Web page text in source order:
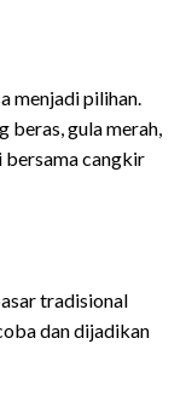
menjadi pilihan.
beras, gula merah,
bersama cangkir
tradisional
dan dijadikan